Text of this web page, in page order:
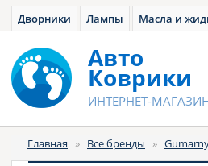
Дворники Лампы Масла и
Авто
Коврики
ИНТЕРНЕТ-
Главная » Все бренды »